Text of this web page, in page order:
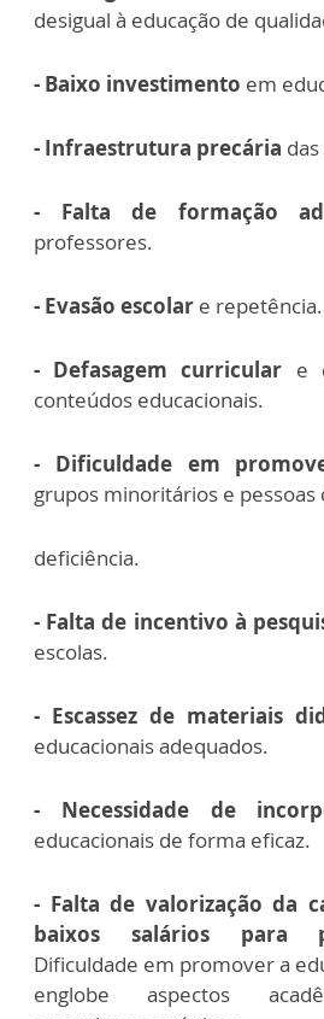
desigual à educação de
- Baixo investimento em
- Infraestrutura precária
- Falta de formação
professores.
- Evasão escolar e repetência.
- Defasagem curricular e
conteúdos educacionais.
- Dificuldade em
grupos minoritários e pessoas
deficiência.
- Falta de incentivo à
escolas.
- Escassez de materiais
educacionais adequados.
- Necessidade de
educacionais de forma eficaz.
- Falta de valorização da
baixos salários para
Dificuldade em promover a
englobe aspectos